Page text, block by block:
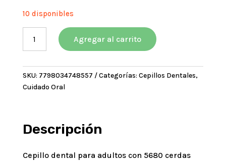
era:
$9210,35.
es:
$8289,31.
10 disponibles
Tac
Cepillo
Dental
Ultra
Capuchón
Agregar al carrito
SKU: 7798034748557 Categorías: Cepillos Dentales,
Cuidado Oral
Descripción
Cepillo dental para adultos con 5680 cerdas